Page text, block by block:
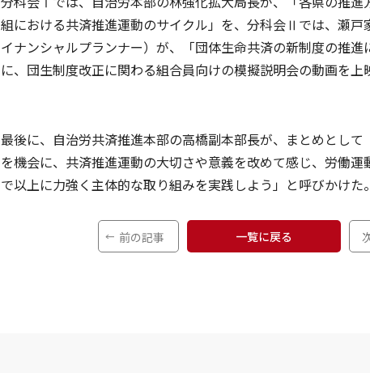
組における共済推進運動のサイクル」を、分科会Ⅱでは、瀬戸
イナンシャルプランナー）が、「団体生命共済の新制度の推進
に、団生制度改正に関わる組合員向けの模擬説明会の動画を上
最後に、自治労共済推進本部の高橋副本部長が、まとめとし
を機会に、共済推進運動の大切さや意義を改めて感じ、労働運
で以上に力強く主体的な取り組みを実践しよう」と呼びかけた。
前の記事 一覧に戻る